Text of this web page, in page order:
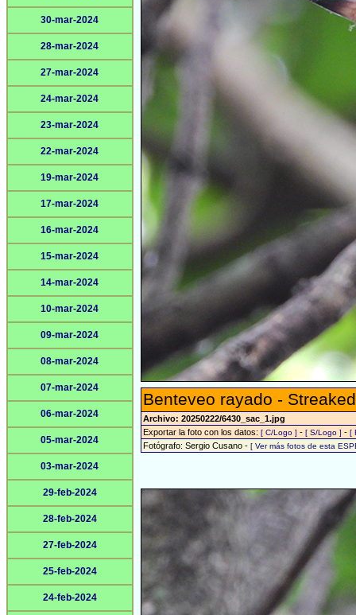
30-mar-2024
28-mar-2024
27-mar-2024
24-mar-2024
23-mar-2024
22-mar-2024
19-mar-2024
17-mar-2024
16-mar-2024
15-mar-2024
14-mar-2024
10-mar-2024
09-mar-2024
08-mar-2024
07-mar-2024
06-mar-2024
05-mar-2024
03-mar-2024
29-feb-2024
28-feb-2024
27-feb-2024
25-feb-2024
24-feb-2024
Benteveo rayado -
Archivo: 20250222/6430_sac_1.jpg
Exportar la foto con los datos: [ C/Logo ] - [ S/Logo ] - [
Fotógrafo: Sergio Cusano - [ Ver más fotos de esta